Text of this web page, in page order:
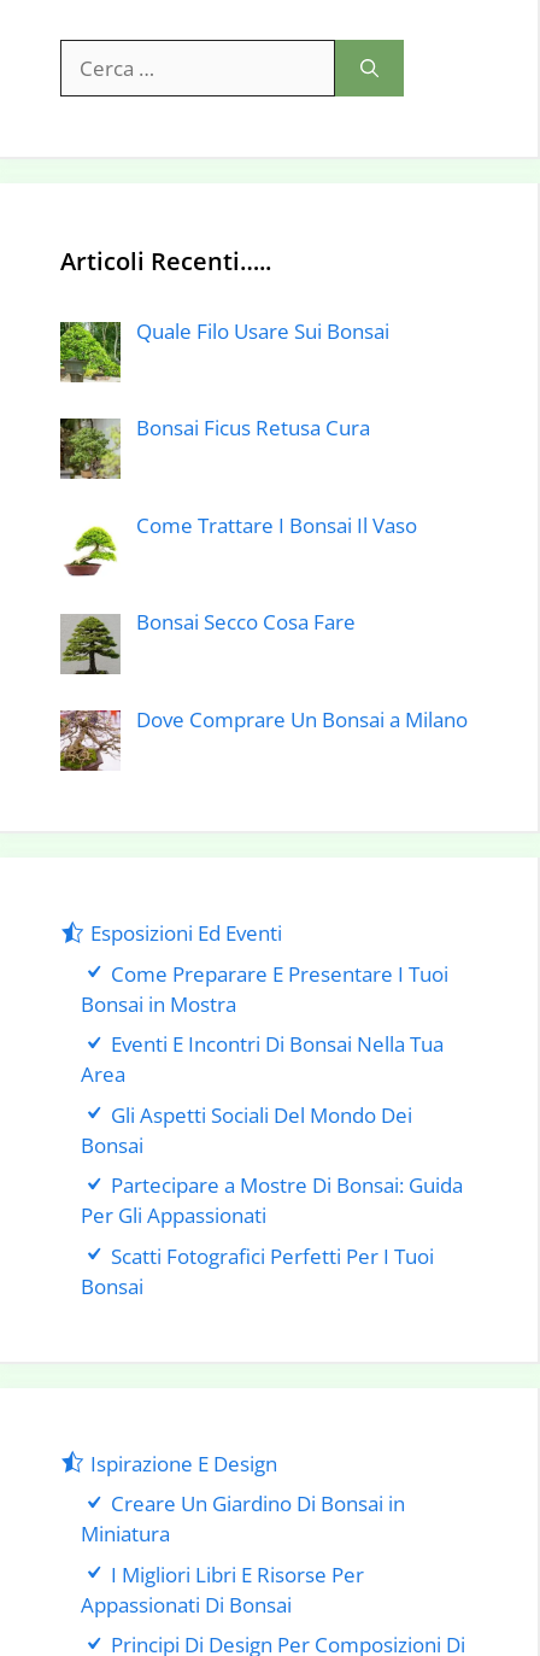
per:
Articoli Recenti…..
Quale Filo Usare Sui Bonsai
Bonsai Ficus Retusa Cura
Come Trattare I Bonsai Il Vaso
Bonsai Secco Cosa Fare
Dove Comprare Un Bonsai a Milano
Esposizioni Ed Eventi
Come Preparare E Presentare I Tuoi
Bonsai in Mostra
Eventi E Incontri Di Bonsai Nella Tua
Area
Gli Aspetti Sociali Del Mondo Dei
Bonsai
Partecipare a Mostre Di Bonsai: Guida
Per Gli Appassionati
Scatti Fotografici Perfetti Per I Tuoi
Bonsai
Ispirazione E Design
Creare Un Giardino Di Bonsai in
Miniatura
I Migliori Libri E Risorse Per
Appassionati Di Bonsai
Principi Di Design Per Composizioni Di